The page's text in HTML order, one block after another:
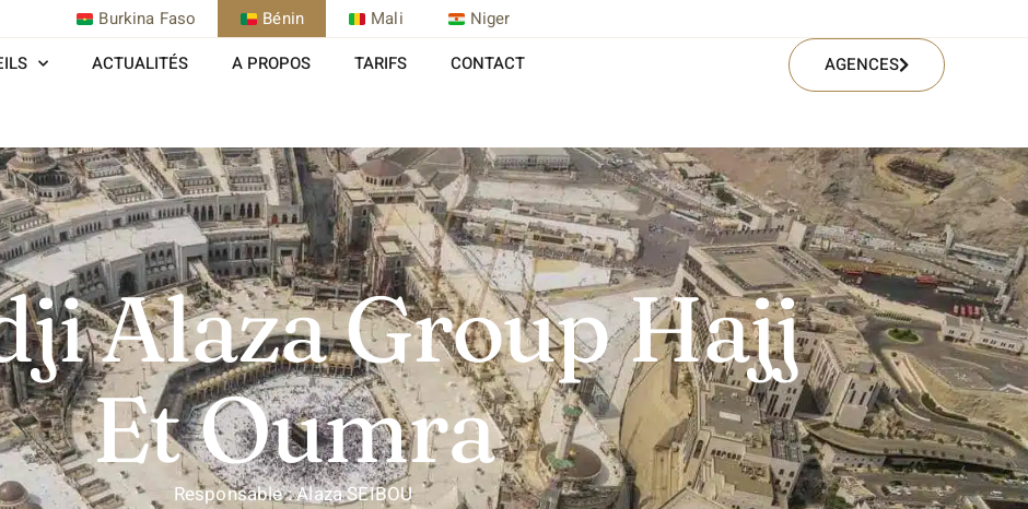
Burkina Faso Bénin Mali Niger
ACTUALITÉS A PROPOS TARIFS CONTACT AGENCES
Alaza Group Hajj
Et Oumra
Responsable : Alaza SEIBOU